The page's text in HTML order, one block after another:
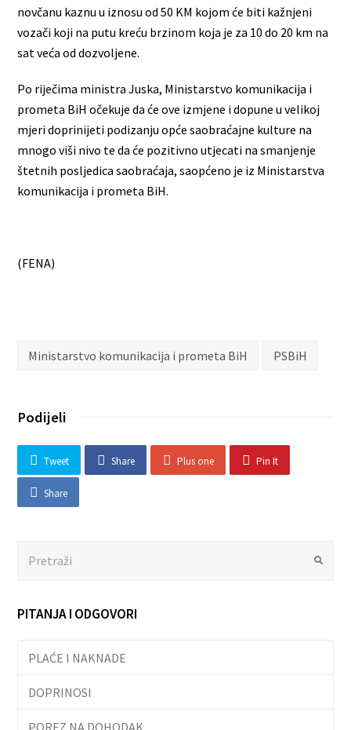
novčanu kaznu u iznosu od 50 KM kojom će biti kažnjeni
vozači koji na putu kreću brzinom koja je za 10 do 20 km na
sat veća od dozvoljene.
Po riječima ministra Juska, Ministarstvo komunikacija i
prometa BiH očekuje da će ove izmjene i dopune u velikoj
mjeri doprinijeti podizanju opće saobraćajne kulture na
mnogo viši nivo te da će pozitivno utjecati na smanjenje
štetnih posljedica saobraćaja, saopćeno je iz Ministarstva
komunikacija i prometa BiH.
(FENA)
Ministarstvo komunikacija i prometa BiH PSBiH
Podijeli
Tweet Share Plus one Pin It
Share
Submit
PITANJA I ODGOVORI
PLAĆE I NAKNADE
DOPRINOSI
POREZ NA DOHODAK